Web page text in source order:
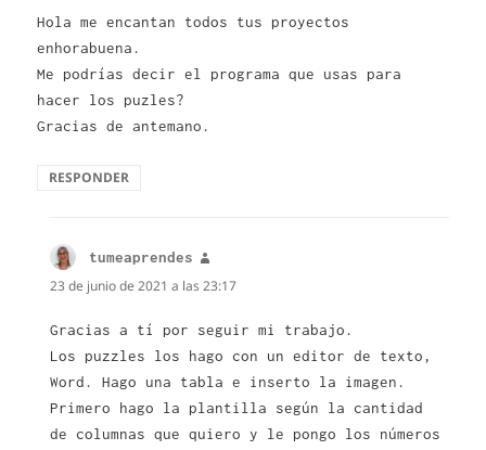
Hola me encantan todos tus proyectos
enhorabuena.
Me podrías decir el programa que usas para
hacer los puzles?
Gracias de antemano.
RESPONDER
tumeaprendes
23 de junio de 2021 a las 23:17
Gracias a tí por seguir mi trabajo.
Los puzzles los hago con un editor de texto,
Word. Hago una tabla e inserto la imagen.
Primero hago la plantilla según la cantidad
de columnas que quiero y le pongo los números